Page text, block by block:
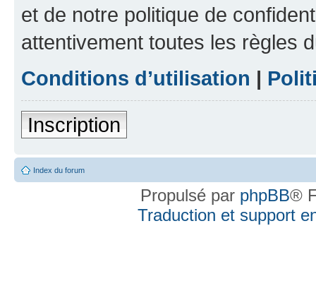
et de notre politique de
attentivement toutes les règles
Conditions d’utilisation |
Inscription
Index du forum
Propulsé par phpBB®
Traduction et support